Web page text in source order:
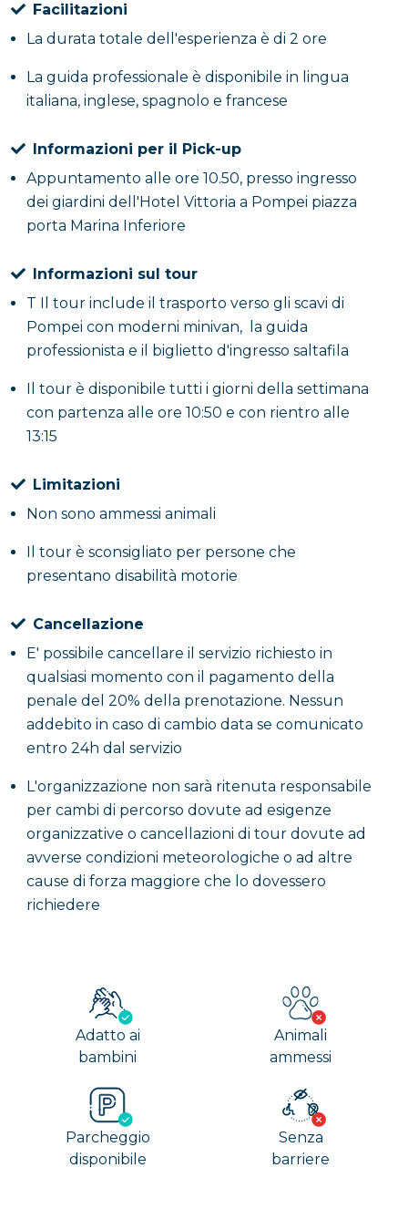
Facilitazioni
La durata totale dell'esperienza è di 2 ore
La guida professionale è disponibile in lingua
italiana, inglese, spagnolo e francese
Informazioni per il Pick-up
Appuntamento alle ore 10.50, presso ingresso
dei giardini dell'Hotel Vittoria a Pompei piazza
porta Marina Inferiore
Informazioni sul tour
T Il tour include il trasporto verso gli scavi di
Pompei con moderni minivan, la guida
professionista e il biglietto d'ingresso saltafila
Il tour è disponibile tutti i giorni della settimana
con partenza alle ore 10:50 e con rientro alle
13:15
Limitazioni
Non sono ammessi animali
Il tour è sconsigliato per persone che
presentano disabilità motorie
Cancellazione
E' possibile cancellare il servizio richiesto in
qualsiasi momento con il pagamento della
penale del 20% della prenotazione. Nessun
addebito in caso di cambio data se comunicato
entro 24h dal servizio
L'organizzazione non sarà ritenuta responsabile
per cambi di percorso dovute ad esigenze
organizzative o cancellazioni di tour dovute ad
avverse condizioni meteorologiche o ad altre
cause di forza maggiore che lo dovessero
richiedere
Adatto ai
bambini
Animali
ammessi
Parcheggio
disponibile
Senza
barriere